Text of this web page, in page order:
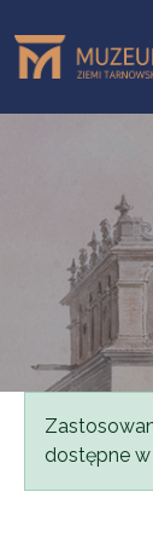
dostępne w